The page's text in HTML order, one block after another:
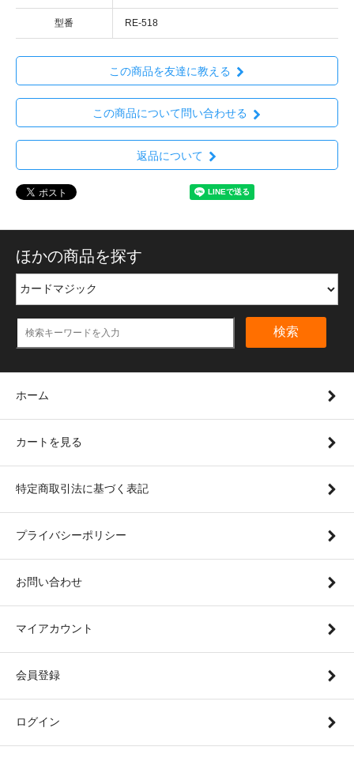
型番 RE-518
この商品を友達に教える
この商品について問い合わせる
返品について
ほかの商品を探す
検索
ホーム
カートを見る
特定商取引法に基づく表記
プライバシーポリシー
お問い合わせ
マイアカウント
会員登録
ログイン